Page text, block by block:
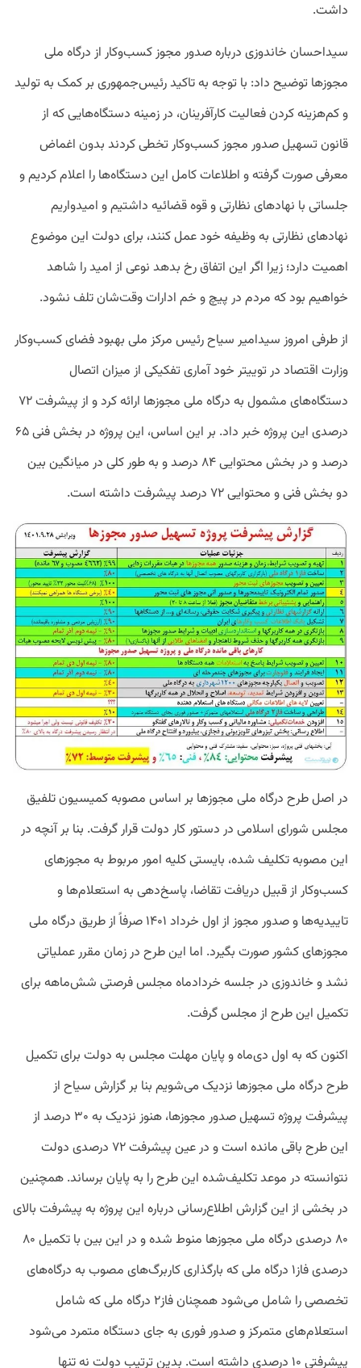
داشت.
سیداحسان خاندوزی درباره صدور مجوز کسب‌وکار از درگاه ملی
مجوزها توضیح داد: با توجه به تاکید رئیس‌جمهوری بر کمک به تولید
و کم‌هزینه کردن فعالیت کارآفرینان، در زمینه دستگاه‌هایی که از
قانون تسهیل صدور مجوز کسب‌وکار تخطی کردند بدون اغماض
معرفی صورت گرفته و اطلاعات کامل این دستگاه‌ها را اعلام کردیم و
جلساتی با نهادهای نظارتی و قوه قضائیه داشتیم و امیدواریم
نهادهای نظارتی به وظیفه خود عمل کنند، برای دولت این موضوع
اهمیت دارد؛ زیرا اگر این اتفاق رخ بدهد نوعی از امید را شاهد
خواهیم بود که مردم در پیچ و خم ادارات وقت‌شان تلف نشود.
از طرفی امروز سیدامیر سیاح رئیس مرکز ملی بهبود فضای کسب‌وکار
وزارت اقتصاد در توییتر خود آماری تفکیکی از میزان اتصال
دستگاه‌های مشمول به درگاه ملی مجوزها ارائه کرد و از پیشرفت ۷۲
درصدی این پروژه خبر داد. بر این اساس، این پروژه در بخش فنی ۶۵
درصد و در بخش محتوایی ۸۴ درصد و به طور کلی در میانگین بین
دو بخش فنی و محتوایی ۷۲ درصد پیشرفت داشته است.
در اصل طرح درگاه ملی مجوزها بر اساس مصوبه کمیسیون تلفیق
مجلس شورای اسلامی در دستور کار دولت قرار گرفت. بنا بر آنچه در
این مصوبه تکلیف شده، بایستی کلیه امور مربوط به مجوزهای
کسب‌وکار از قبیل دریافت تقاضا، پاسخ‌دهی به استعلام‌ها و
تاییدیه‌ها و صدور مجوز از اول خرداد ۱۴۰۱ صرفاً از طریق درگاه ملی
مجوزهای کشور صورت بگیرد. اما این طرح در زمان مقرر عملیاتی
نشد و خاندوزی در جلسه خردادماه مجلس فرصتی شش‌ماهه برای
تکمیل این طرح از مجلس گرفت.
اکنون که به اول دی‌ماه و پایان مهلت مجلس به دولت برای تکمیل
طرح درگاه ملی مجوزها نزدیک می‌شویم بنا بر گزارش سیاح از
پیشرفت پروژه تسهیل صدور مجوزها، هنوز نزدیک به ۳۰ درصد از
این طرح باقی مانده است و در عین پیشرفت ۷۲ درصدی دولت
نتوانسته در موعد تکلیف‌شده این طرح را به پایان برساند. همچنین
در بخشی از این گزارش اطلاع‌رسانی درباره این پروژه به پیشرفت بالای
۸۰ درصدی درگاه ملی مجوزها منوط شده و در این بین با تکمیل ۸۰
درصدی فاز۱ درگاه ملی که بارگذاری کاربرگ‌های مصوب به درگاه‌های
تخصصی را شامل می‌شود همچنان فاز۲ درگاه ملی که شامل
استعلام‌های متمرکز و صدور فوری به جای دستگاه متمرد می‌شود
پیشرفتی ۱۰ درصدی داشته است. بدین ترتیب دولت نه تنها